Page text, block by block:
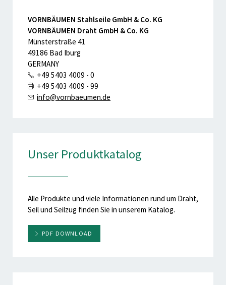
VORNBÄUMEN Stahlseile GmbH & Co. KG
VORNBÄUMEN Draht GmbH & Co. KG
Münsterstraße 41
49186 Bad Iburg
GERMANY
+49 5403 4009 - 0
+49 5403 4009 - 99
info@vornbaeumen.de
Unser Produktkatalog
Alle Produkte und viele Informationen rund um Draht,
Seil und Seilzug finden Sie in unserem Katalog.
PDF DOWNLOAD